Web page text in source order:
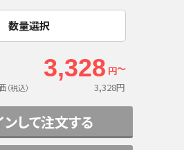
数量選択
3,328 円～
（税込） 3,328円
して注文する